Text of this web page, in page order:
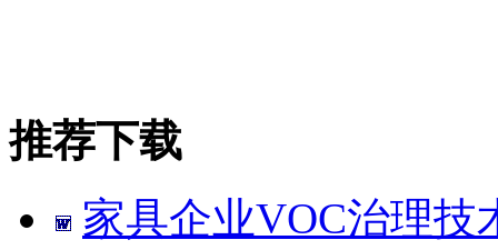
推荐下载
家具企业VOC治理技